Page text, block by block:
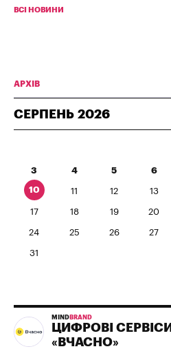
ВСІ НОВИНИ
АРХІВ
СЕРПЕНЬ 2026
3 4 5 6
10 11 12 13
17 18 19 20
24 25 26 27
31
MIND BRAND
ЦИФРОВІ СЕРВІСИ
«ВЧАСНО»